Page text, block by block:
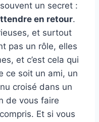
un secret :
en retour.
et surtout
pas un rôle, elles
et c’est cela qui
ce soit un ami, un
croisé dans un
de vous faire
Et si vous